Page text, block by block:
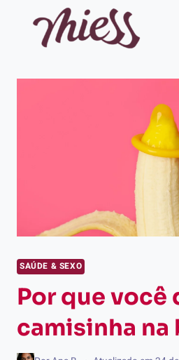
SAÚDE & SEXO
Por que você
camisinha na